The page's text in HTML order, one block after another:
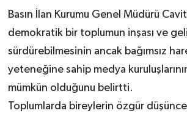
Basın İlan Kurumu Genel Müdürü Cavit
demokratik bir toplumun inşası ve
sürdürebilmesinin ancak bağımsız
yeteneğine sahip medya
mümkün olduğunu belirtti.
Toplumlarda bireylerin özgür